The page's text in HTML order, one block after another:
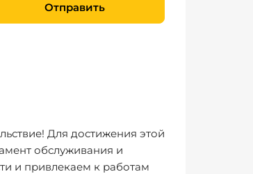
Отправить
Для достижения этой
обслуживания и
и привлекаем к работам